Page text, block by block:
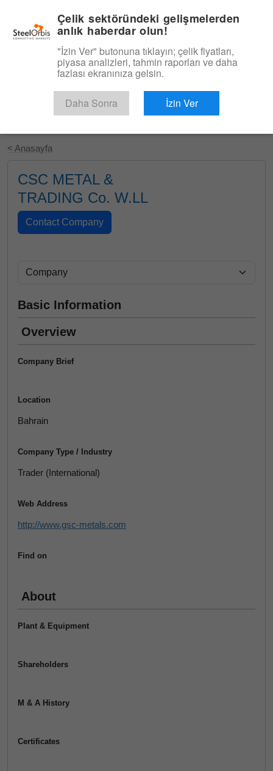
Ücretsiz Deneyin
< Anasayfa
CSC METAL &
TRADING Co. W.LL
Basic Information
Overview
Company Brief
Location
Bahrain
Company Type / Industry
Trader (International)
Web Address
http://www.gsc-metals.com
Find on
About
Plant & Equipment
Shareholders
M & A History
Certificates
Çelik sektöründeki gelişmelerden
anlık haberdar olun!
"İzin Ver" butonuna tıklayın; çelik fiyatları,
piyasa analizleri, tahmin raporları ve daha
fazlası ekranınıza gelsin.
Daha Sonra İzin Ver